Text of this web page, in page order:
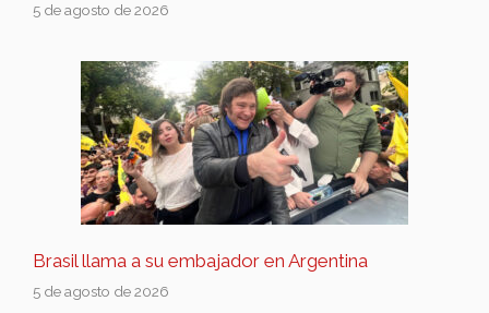
5 de agosto de 2026
Brasil llama a su embajador en Argentina
5 de agosto de 2026